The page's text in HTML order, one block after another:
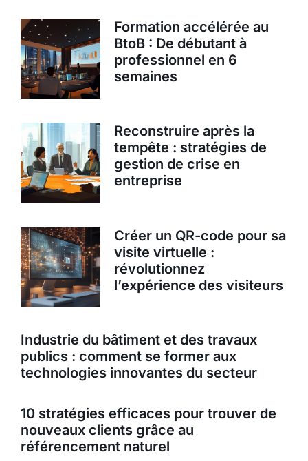
Formation accélérée au
BtoB : De débutant à
professionnel en 6
semaines
Reconstruire après la
tempête : stratégies de
gestion de crise en
entreprise
Créer un QR-code pour sa
visite virtuelle :
révolutionnez
l’expérience des visiteurs
Industrie du bâtiment et des travaux
publics : comment se former aux
technologies innovantes du secteur
10 stratégies efficaces pour trouver de
nouveaux clients grâce au
référencement naturel